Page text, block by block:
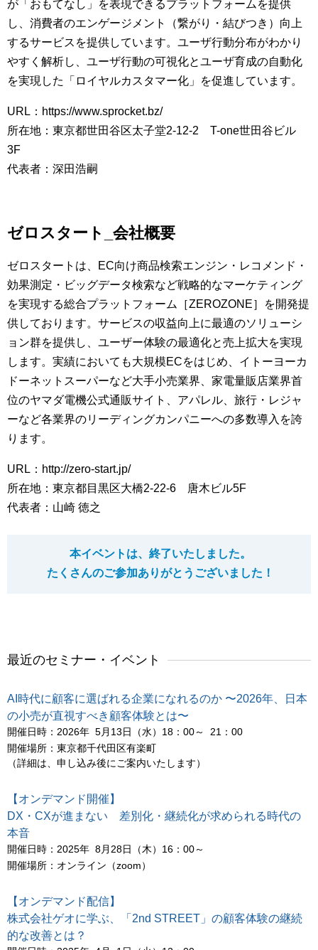
が「おもてなし」を表現できるプラットフォームを提供
し、消費者のエンゲージメント（繋がり・結びつき）向上
するサービスを提供しています。ユーザ行動分布がわかり
やすく解析し、ユーザ行動の可視化とユーザ育成の自動化
を実現した「ロイヤルカスタマー化」を促進しています。
URL：https://www.sprocket.bz/
所在地：東京都世田谷区太子堂2-12-2 T-one世田谷ビル
3F
代表者：深田浩嗣
ゼロスタート_会社概要
ゼロスタートは、EC向け商品検索エンジン・レコメンド・
効果測定・ビッグデータ検索など戦略的なマーケティング
を実現する総合プラットフォーム［ZEROZONE］を開発提
供しております。サービスの収益向上に最適のソリューシ
ョン群を提供し、ユーザー体験の最適化と売上拡大を実現
します。実績においても大規模ECをはじめ、イトーヨーカ
ドーネットスーパーなど大手小売業界、家電量販店業界首
位のヤマダ電機公式通販サイト、アパレル、旅行・レジャ
ーなど各業界のリーディングカンパニーへの多数導入を誇
ります。
URL：http://zero-start.jp/
所在地：東京都目黒区大橋2-22-6 唐木ビル5F
代表者：山崎 徳之
本イベントは、終了いたしました。
たくさんのご参加ありがとうございました！
最近のセミナー・イベント
AI時代に顧客に選ばれる企業になれるのか 〜2026年、日本
の小売が直視すべき顧客体験とは〜
開催日時：2026年 5月13日（水）18：00～ 21：00
開催場所：東京都千代田区有楽町
（詳細は、申し込み後にご案内いたします）
【オンデマンド開催】
DX・CXが進まない 差別化・継続化が求められる時代の
本音
開催日時：2025年 8月28日（木）16：00～
開催場所：オンライン（zoom）
【オンデマンド配信】
株式会社ゲオに学ぶ、「2nd STREET」の顧客体験の継続
的な改善とは？